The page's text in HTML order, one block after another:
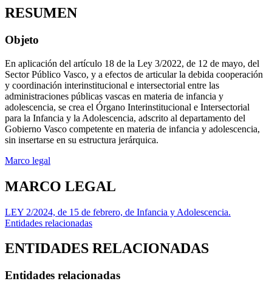
RESUMEN
Objeto
En aplicación del artículo 18 de la Ley 3/2022, de 12 de mayo, del
Sector Público Vasco, y a efectos de articular la debida cooperación
y coordinación interinstitucional e intersectorial entre las
administraciones públicas vascas en materia de infancia y
adolescencia, se crea el Órgano Interinstitucional e Intersectorial
para la Infancia y la Adolescencia, adscrito al departamento del
Gobierno Vasco competente en materia de infancia y adolescencia,
sin insertarse en su estructura jerárquica.
Marco legal
MARCO LEGAL
LEY 2/2024, de 15 de febrero, de Infancia y Adolescencia.
Entidades relacionadas
ENTIDADES RELACIONADAS
Entidades relacionadas